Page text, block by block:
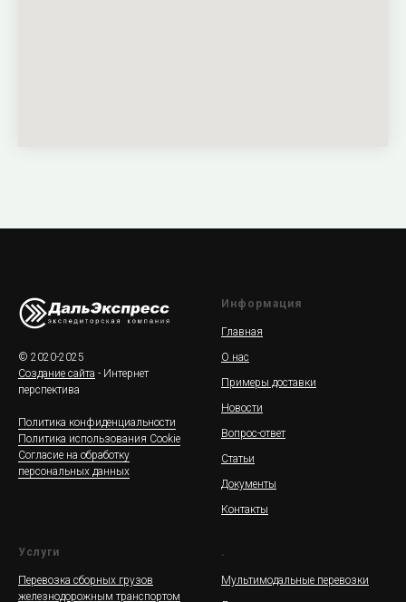
© 2020-2025
Создание сайта - Интернет
перспектива
Политика конфиденциальности
Политика использования Cookie
Согласие на обработку
персональных данных
Информация
Главная
О нас
Примеры доставки
Новости
Вопрос-ответ
Статьи
Документы
Контакты
Услуги
Перевозка сборных грузов
железнодорожным транспортом
.
Мультимодальные перевозки